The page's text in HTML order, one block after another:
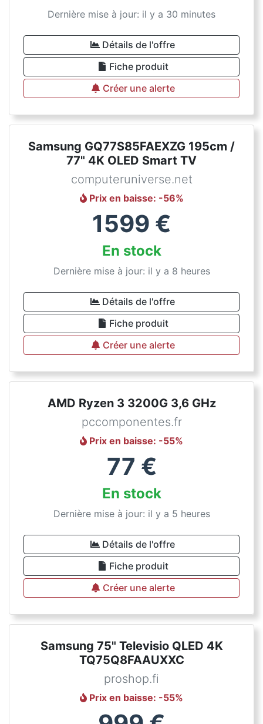
Dernière mise à jour: il y a 30 minutes
Détails de l'offre
Fiche produit
Créer une alerte
Samsung GQ77S85FAEXZG 195cm /
77" 4K OLED Smart TV
computeruniverse.net
Prix en baisse: -56%
1599 €
En stock
Dernière mise à jour: il y a 8 heures
Détails de l'offre
Fiche produit
Créer une alerte
AMD Ryzen 3 3200G 3,6 GHz
pccomponentes.fr
Prix en baisse: -55%
77 €
En stock
Dernière mise à jour: il y a 5 heures
Détails de l'offre
Fiche produit
Créer une alerte
Samsung 75" Televisio QLED 4K
TQ75Q8FAAUXXC
proshop.fi
Prix en baisse: -55%